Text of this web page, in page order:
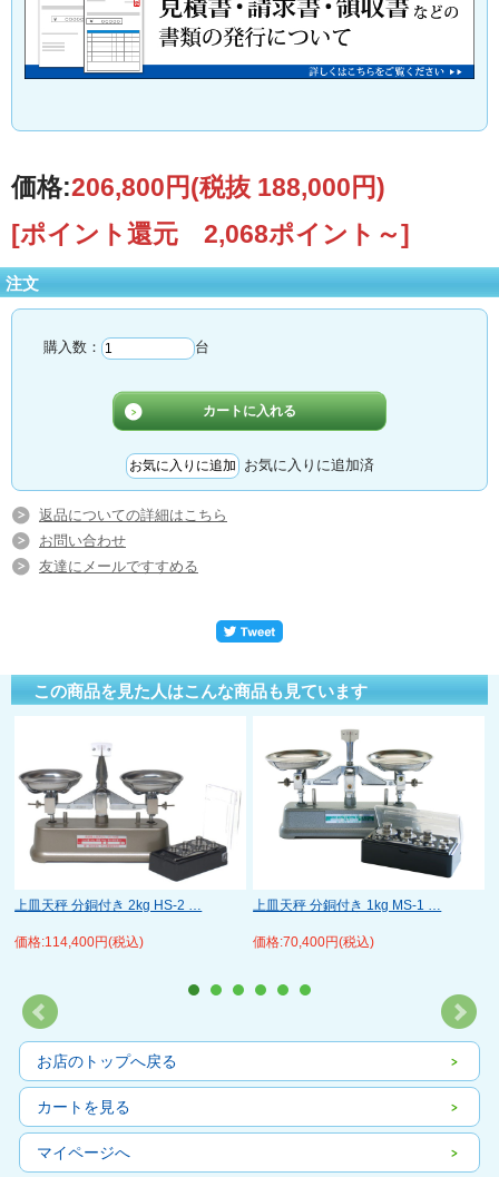
価格:206,800円(税抜 188,000円)
[ポイント還元 2,068ポイント～]
注文
購入数： 台
お気に入りに追加済
返品についての詳細はこちら
お問い合わせ
友達にメールですすめる
この商品を見た人はこんな商品も見ています
上皿天秤 分銅付き 2kg HS-2 …
価格:114,400円(税込)
上皿天秤 分銅付き 1kg MS-1 …
価格:70,400円(税込)
お店のトップへ戻る
カートを見る
マイページへ